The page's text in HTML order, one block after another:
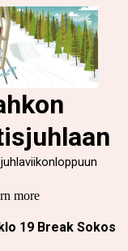
more
19 Break Sokos